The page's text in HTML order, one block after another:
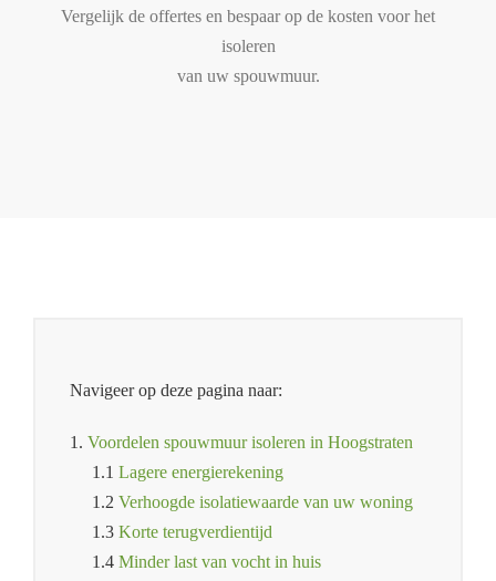
Vergelijk de offertes en bespaar op de kosten voor het
isoleren
van uw spouwmuur.
Navigeer op deze pagina naar:
1. Voordelen spouwmuur isoleren in Hoogstraten
1.1 Lagere energierekening
1.2 Verhoogde isolatiewaarde van uw woning
1.3 Korte terugverdientijd
1.4 Minder last van vocht in huis